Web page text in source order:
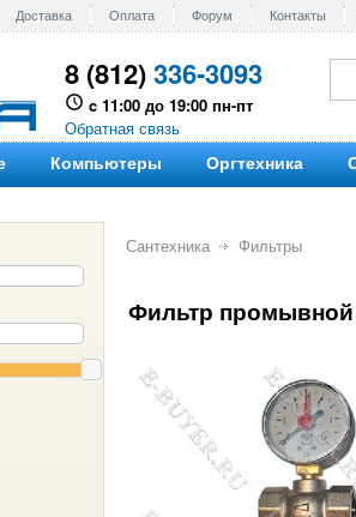
Доставка Оплата Форум Контакты
8 (812)336-3093
c 11:00 до 19:00 пн-пт
Обратная связь
Компьютеры Оргтехника
Сантехника Фильтры
Фильтр